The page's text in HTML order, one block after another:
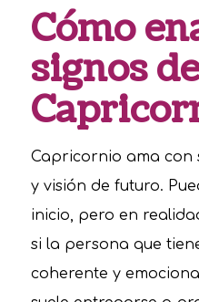
Cómo
signos
Capricornio ama con
y visión de futuro.
inicio, pero en
si la persona que
coherente y